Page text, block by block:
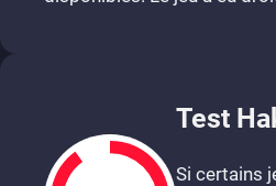
Test
Si certains